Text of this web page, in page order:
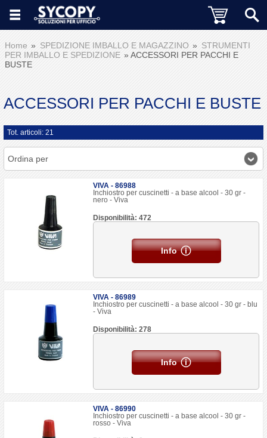
Home SPEDIZIONE IMBALLO E MAGAZZINO
STRUMENTI
PER IMBALLO E SPEDIZIONE
ACCESSORI PER PACCHI E
BUSTE
ACCESSORI PER PACCHI E BUSTE
Tot. articoli: 21
Ordina per
VIVA - 86988
Inchiostro per cuscinetti - a base alcool - 30 gr -
nero - Viva
Disponibilità: 472
Info
VIVA - 86989
Inchiostro per cuscinetti - a base alcool - 30 gr - blu
- Viva
Disponibilità: 278
Info
VIVA - 86990
Inchiostro per cuscinetti - a base alcool - 30 gr -
rosso - Viva